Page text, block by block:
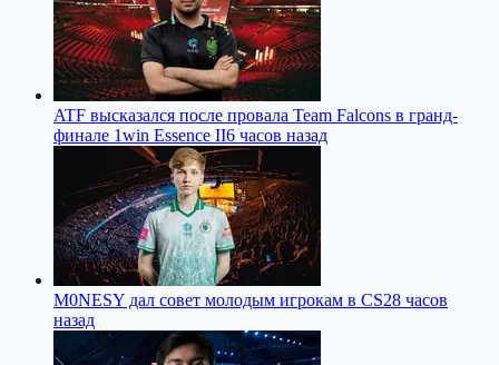
ATF высказался после провала Team Falcons в гранд-
финале 1win Essence II6 часов назад
M0NESY дал совет молодым игрокам в CS28 часов
назад